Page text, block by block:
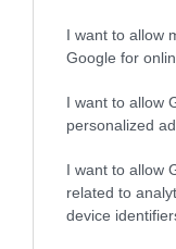
I want to allow
Google for
I want to allow
personalized
I want to allow
related to
device
Garzonlakás
törlesztők
Az egyetemi felvételi
albérletkeresés. Vagy
gyermeknek. Itt